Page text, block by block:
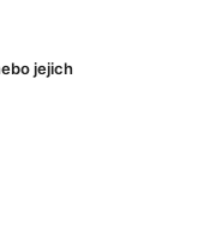
jejich